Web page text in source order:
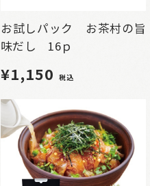
お試しパック お茶村の旨
味だし 16ｐ
¥1,150 税込